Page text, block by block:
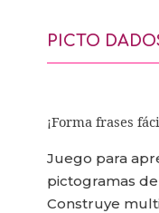
PICTO
¡Forma frases
Juego para
pictogramas
Construye